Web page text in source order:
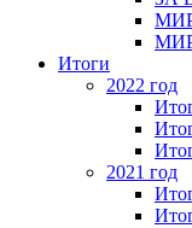
Итоги
2022 год
2021 год